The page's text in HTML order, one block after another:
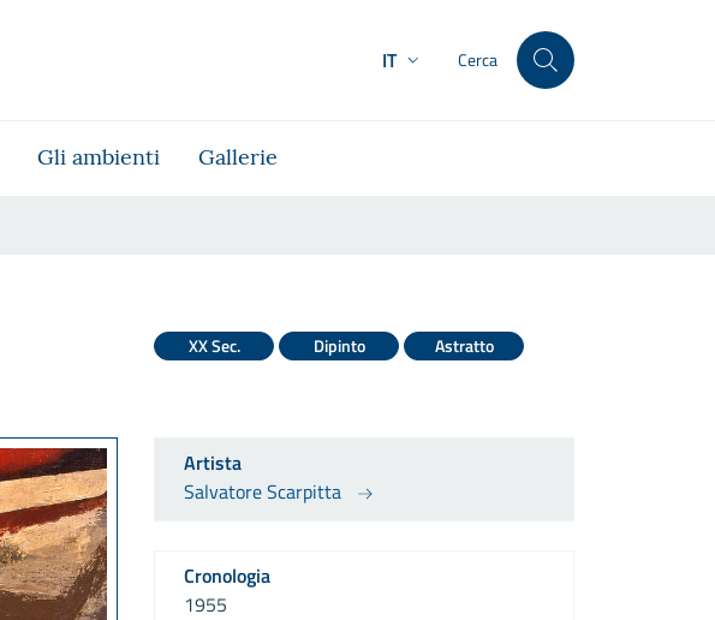
IT Cerca
Gli ambienti Gallerie
XX Sec. Dipinto Astratto
Artista
Salvatore Scarpitta
Cronologia
1955